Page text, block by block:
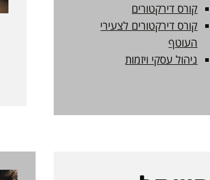
קורס דירקטורים
קורס דירקטורים לצעירי
העוטף
ניהול עסקי ויזמות